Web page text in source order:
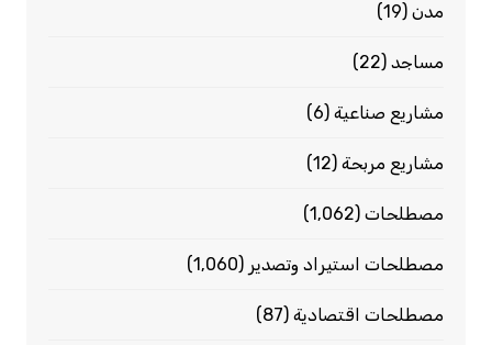
مدن(19)
مساجد(22)
مشاريع صناعية(6)
مشاريع مربحة(12)
مصطلحات(1٬062)
مصطلحات استيراد وتصدير (1٬060)
مصطلحات اقتصادية(87)